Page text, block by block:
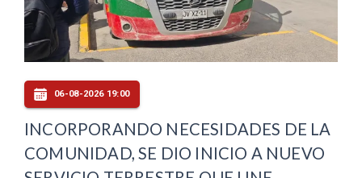
06-08-2026 19:00
INCORPORANDO NECESIDADES DE LA
COMUNIDAD, SE DIO INICIO A NUEVO